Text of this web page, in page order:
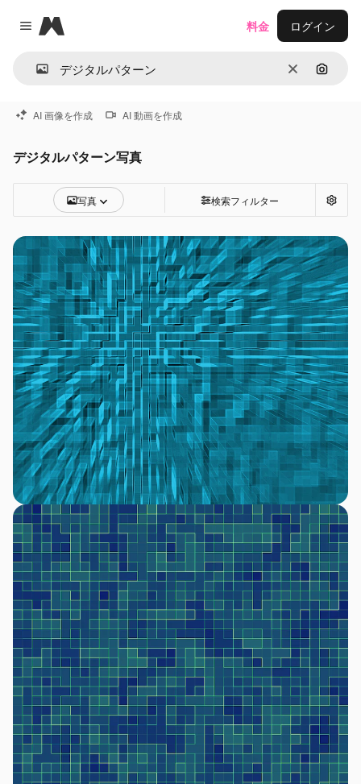
Close menu
Magnific
消去 画像で
料金 ログイン
AI 画像を作成 AI 動画を作成
デジタルパターン写真
写真 検索フィルター